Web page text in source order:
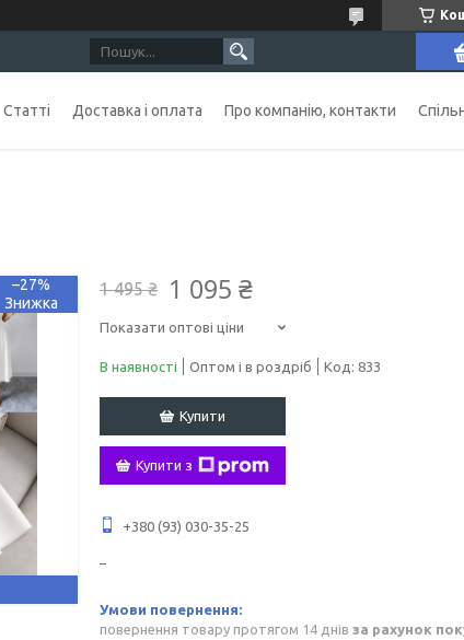
Статті Доставка і оплата Про компанію, контакти
–27% 1 495 ₴ 1 095 ₴
Показати оптові ціни
В наявності Оптом і в роздріб Код: 833
Купити
Купити з
+380 (93) 030-35-25
повернення товару протягом 14 днів за рахунок